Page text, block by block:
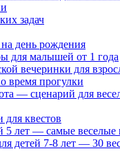
задач
день рождения
для малышей от 1 года
вечеринки для
время прогулки
— сценарий для
квестов
5 лет — самые веселые
детей 7-8 лет — 30